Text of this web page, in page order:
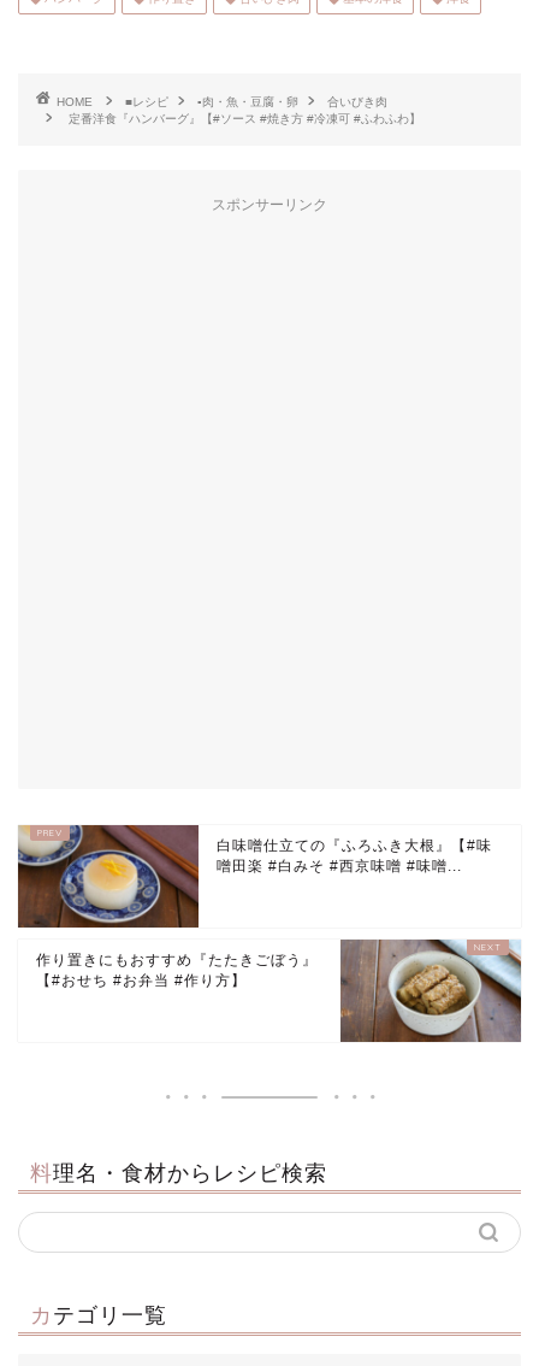
HOME ■レシピ ▪肉・魚・豆腐・卵
合いびき肉
定番洋食『ハンバーグ』【#ソース #焼き方 #冷凍可 #ふわふわ】
スポンサーリンク
白味噌仕立ての『ふろふき大根』【#味
噌田楽 #白みそ #西京味噌 #味噌...
作り置きにもおすすめ『たたきごぼう』
【#おせち #お弁当 #作り方】
料理名・食材からレシピ検索
カテゴリ一覧